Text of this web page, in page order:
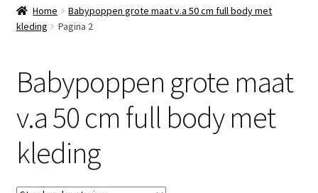
Afrekenen
Retouren
Over ons
Home
Babypoppen grote maat v.a 50 cm full body met
kleding
Pagina 2
Babypoppen grote maat
v.a 50 cm full body met
kleding